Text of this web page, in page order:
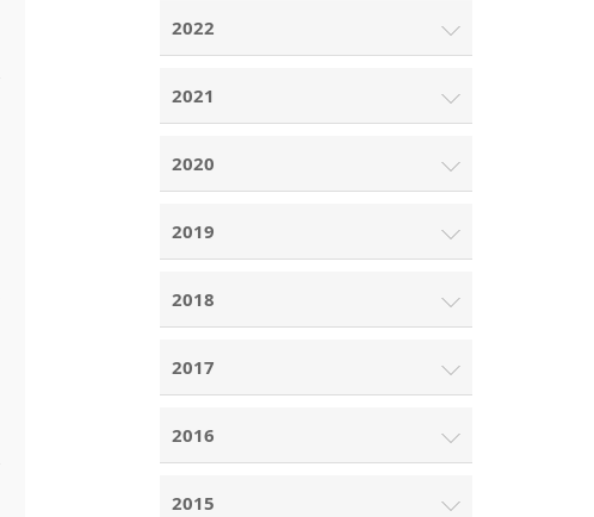
2022
2021
2020
2019
2018
2017
2016
2015